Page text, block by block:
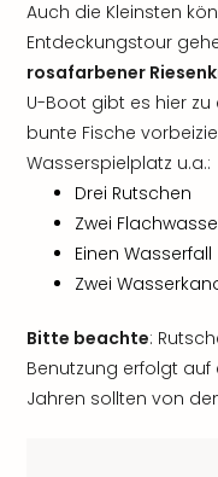
Auch die Kleinsten
Entdeckungstour
rosafarbener
U-Boot gibt es hier
bunte Fische
Wasserspielplatz u.a.:
Drei Rutschen
Zwei
Einen Wasserfall
Zwei
Bitte beachte:
Benutzung erfolgt auf
Jahren sollten von